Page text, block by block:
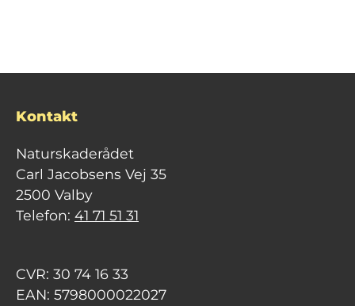
Kontakt
Naturskaderådet
Carl Jacobsens Vej 35
2500 Valby
Telefon: 41 71 51 31
CVR: 30 74 16 33
EAN: 5798000022027